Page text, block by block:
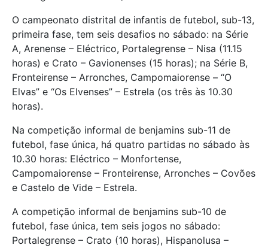
O campeonato distrital de infantis de futebol, sub-13,
primeira fase, tem seis desafios no sábado: na Série
A, Arenense – Eléctrico, Portalegrense – Nisa (11.15
horas) e Crato – Gavionenses (15 horas); na Série B,
Fronteirense – Arronches, Campomaiorense – “O
Elvas” e “Os Elvenses” – Estrela (os três às 10.30
horas).
Na competição informal de benjamins sub-11 de
futebol, fase única, há quatro partidas no sábado às
10.30 horas: Eléctrico – Monfortense,
Campomaiorense – Fronteirense, Arronches – Covões
e Castelo de Vide – Estrela.
A competição informal de benjamins sub-10 de
futebol, fase única, tem seis jogos no sábado:
Portalegrense – Crato (10 horas), Hispanolusa –